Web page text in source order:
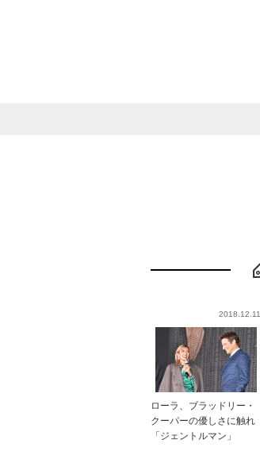
2018.12.11
ローラ、ブラッドリー・
クーパーの優しさに触れ
「ジェントルマン」